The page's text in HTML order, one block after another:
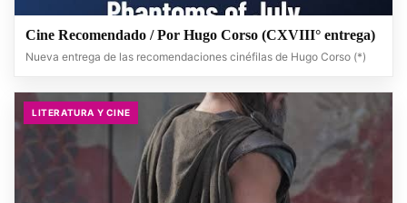
Cine Recomendado / Por Hugo Corso (CXVIII° entrega)
Nueva entrega de las recomendaciones cinéfilas de Hugo Corso (*)
LITERATURA Y CINE